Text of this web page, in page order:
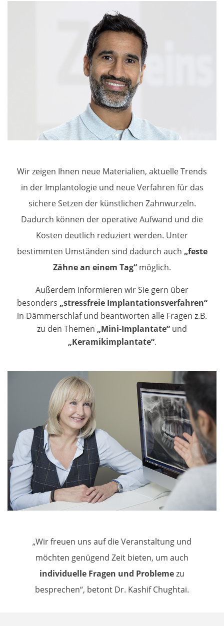
Wir zeigen Ihnen neue Materialien, aktuelle Trends
in der Implantologie und neue Verfahren für das
sichere Setzen der künstlichen Zahnwurzeln.
Dadurch können der operative Aufwand und die
Kosten deutlich reduziert werden. Unter
bestimmten Umständen sind dadurch auch „feste
Zähne an einem Tag“ möglich.
Außerdem informieren wir Sie gern über
besonders „stressfreie Implantationsverfahren“
in Dämmerschlaf und beantworten alle Fragen z.B.
zu den Themen „Mini-Implantate“ und
„Keramikimplantate“.
„Wir freuen uns auf die Veranstaltung und
möchten genügend Zeit bieten, um auch
individuelle Fragen und Problemezu
besprechen“, betont Dr. Kashif Chughtai.